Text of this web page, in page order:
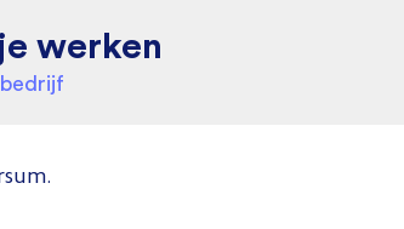
werken